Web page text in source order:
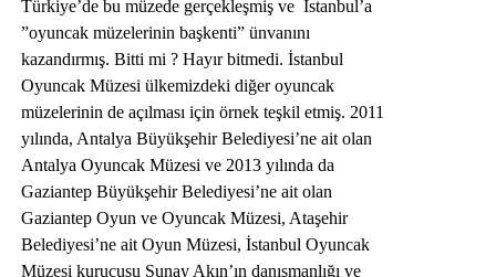
Türkiye’de bu müzede gerçekleşmiş ve İstanbul’a
”oyuncak müzelerinin başkenti” ünvanını
kazandırmış. Bitti mi ? Hayır bitmedi. İstanbul
Oyuncak Müzesi ülkemizdeki diğer oyuncak
müzelerinin de açılması için örnek teşkil etmiş. 2011
yılında, Antalya Büyükşehir Belediyesi’ne ait olan
Antalya Oyuncak Müzesi ve 2013 yılında da
Gaziantep Büyükşehir Belediyesi’ne ait olan
Gaziantep Oyun ve Oyuncak Müzesi, Ataşehir
Belediyesi’ne ait Oyun Müzesi, İstanbul Oyuncak
Müzesi kurucusu Sunay Akın’ın danışmanlığı ve